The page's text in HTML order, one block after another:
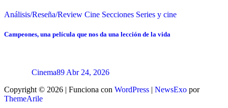
Análisis/Reseña/Review Cine Secciones Series y cine
Campeones, una película que nos da una lección de la vida
Cinema89 Abr 24, 2026
Copyright © 2026 | Funciona con WordPress | NewsExo por
ThemeArile